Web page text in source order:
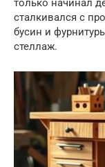
только начинал
сталкивался с
бусин и
стеллаж.